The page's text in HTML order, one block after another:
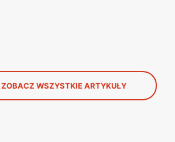
ZOBACZ WSZYSTKIE ARTYKUŁY